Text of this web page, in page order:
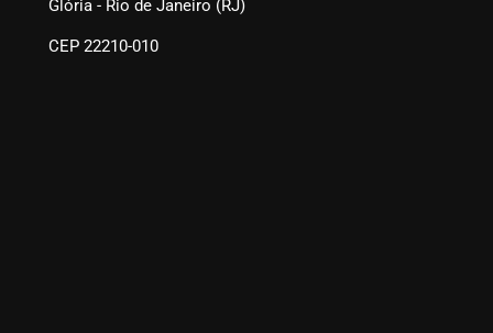
Glória - Rio de Janeiro (RJ)
CEP 22210-010